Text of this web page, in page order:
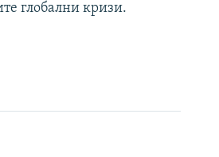
глобални кризи.